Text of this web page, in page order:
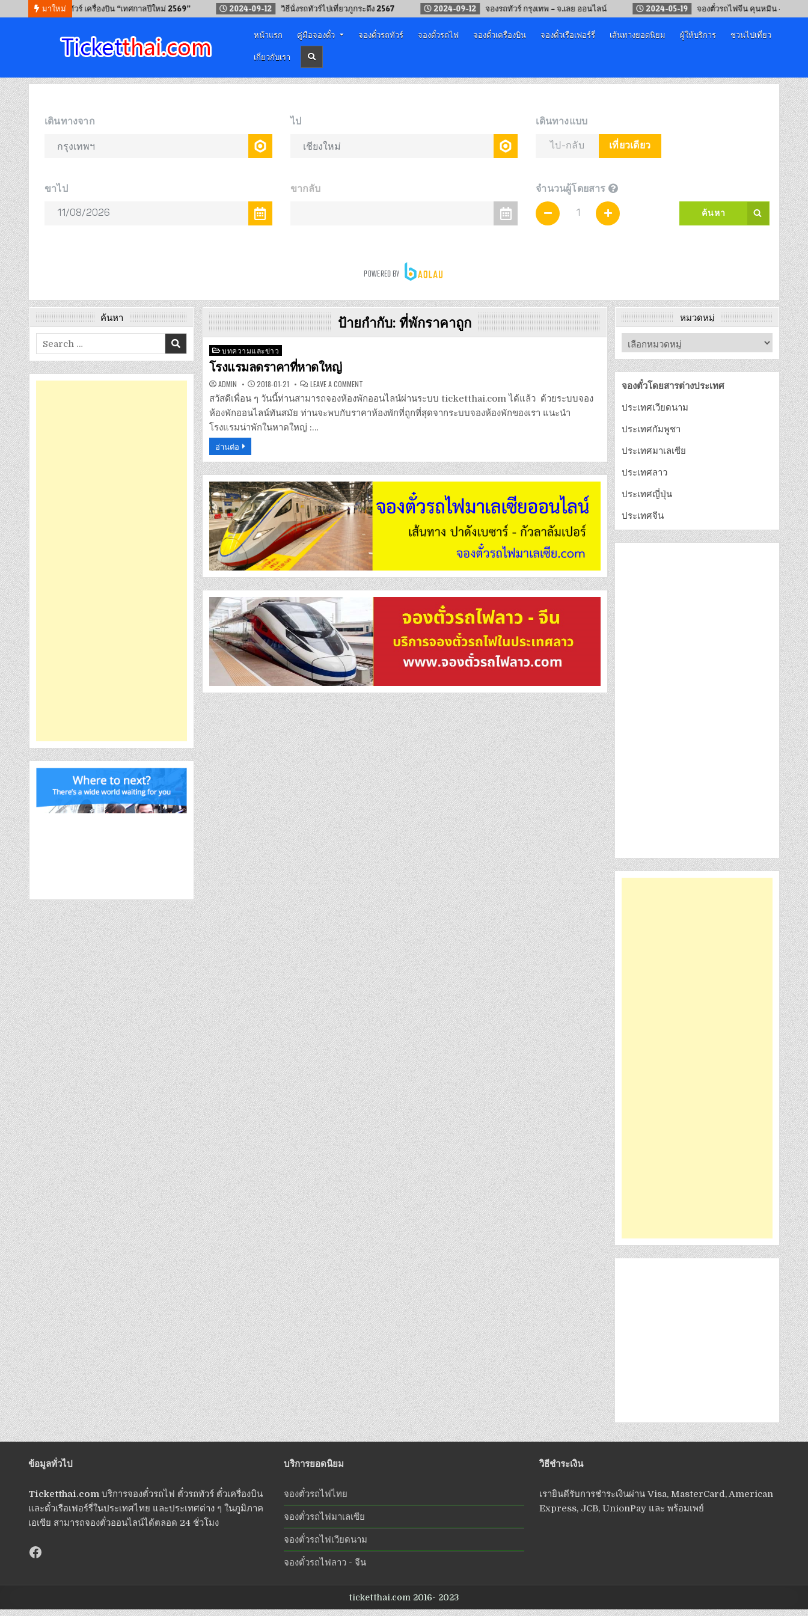
มาใหม่
วรถไฟ รถทัวร์ เครื่องบิน “เทศกาลปีใหม่ 2569” 2024-09-12 วิธีนั่งรถทัวร์ไปเที่ยวภูกระดึง 2567 2024-09-12 จองรถทัวร์ กรุงเทพ – จ.เลย ออนไลน์ 2024-05-19 จองตั๋วรถไฟจีน คุนหมิน – เวียงจันทน์
จองตั๋วออนไลน์
หน้าแรก คู่มือจองตั๋ว จองตั๋วรถทัวร์ จองตั๋วรถไฟ จองตั๋วเครื่องบิน จองตั๋วเรือเฟอร์รี่ เส้นทางยอดนิยม ผู้ให้บริการ
ชวนไปเที่ยว
เกี่ยวกับเรา
ป้ายกำกับ:ที่พักราคาถูก
Posted
in
บทความและข่าว
โรงแรมลดราคาที่หาดใหญ่
ADMIN 2018-01-21 LEAVE A COMMENTON
ลด
ราคา
ที่
หาดใหญ่
สวัสดีเพื่อน ๆ วันนี้ท่านสามารถจองห้องพักออนไลน์ผ่านระบบ ticketthai.com ได้แล้ว ด้วยระบบจอง
ห้องพักออนไลน์ทันสมัย ท่านจะพบกับราคาห้องพักที่ถูกที่สุดจากระบบจองห้องพักของเรา แนะนำ
โรงแรมน่าพักในหาดใหญ่ :…
อ่านต่อ
ค้นหา
Search
for:
หมวดหมู่
จองตั๋วโดยสารต่างประเทศ
ประเทศเวียดนาม
ประเทศกัมพูชา
ประเทศมาเลเซีย
ประเทศลาว
ประเทศญี่ปุ่น
ประเทศจีน
ข้อมูลทั่วไป
Ticketthai.com บริการจองตั๋วรถไฟ ตั๋วรถทัวร์ ตั๋วเครื่องบิน
และตั๋วเรือเฟอร์รี่ในประเทศไทย และประเทศต่าง ๆ ในภูมิภาค
เอเซีย สามารถจองตั๋วออนไลน์ได้ตลอด 24 ชั่วโมง
บริการยอดนิยม
จองตั๋วรถไฟไทย
จองตั๋วรถไฟมาเลเซีย
จองตั๋วรถไฟเวียดนาม
จองตั๋วรถไฟลาว - จีน
วิธีชำระเงิน
เรายินดีรับการชำระเงินผ่าน Visa, MasterCard, American
Express, JCB, UnionPay และ พร้อมเพย์
ticketthai.com 2016- 2023